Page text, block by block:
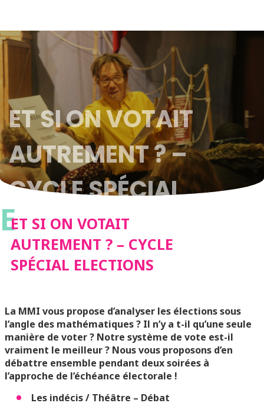
ET SI ON VOTAIT
AUTREMENT ? –
CYCLE SPÉCIAL
ELECTIONS
EET SI ON VOTAIT
AUTREMENT ? – CYCLE
SPÉCIAL ELECTIONS
La MMI vous propose d’analyser les élections sous
l’angle des mathématiques ? Il n’y a t-il qu’une seule
manière de voter ? Notre système de vote est-il
vraiment le meilleur ? Nous vous proposons d’en
débattre ensemble pendant deux soirées à
l’approche de l’échéance électorale !
Les indécis / Théâtre – Débat